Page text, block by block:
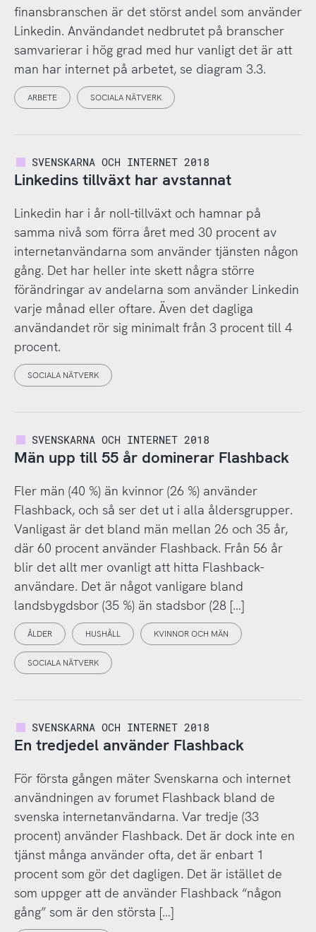
finansbranschen är det störst andel som använder
Linkedin. Användandet nedbrutet på branscher
samvarierar i hög grad med hur vanligt det är att
man har internet på arbetet, se diagram 3.3.
ARBETE SOCIALA NÄTVERK
SVENSKARNA OCH INTERNET 2018
Linkedins tillväxt har avstannat
Linkedin har i år noll-tillväxt och hamnar på
samma nivå som förra året med 30 procent av
internetanvändarna som använder tjänsten någon
gång. Det har heller inte skett några större
förändringar av andelarna som använder Linkedin
varje månad eller oftare. Även det dagliga
användandet rör sig minimalt från 3 procent till 4
procent.
SOCIALA NÄTVERK
SVENSKARNA OCH INTERNET 2018
Män upp till 55 år dominerar Flashback
Fler män (40 %) än kvinnor (26 %) använder
Flashback, och så ser det ut i alla åldersgrupper.
Vanligast är det bland män mellan 26 och 35 år,
där 60 procent använder Flashback. Från 56 år
blir det allt mer ovanligt att hitta Flashback-
användare. Det är något vanligare bland
landsbygdsbor (35 %) än stadsbor (28 […]
ÅLDER HUSHÅLL KVINNOR OCH MÄN
SOCIALA NÄTVERK
SVENSKARNA OCH INTERNET 2018
En tredjedel använder Flashback
För första gången mäter Svenskarna och internet
användningen av forumet Flashback bland de
svenska internetanvändarna. Var tredje (33
procent) använder Flashback. Det är dock inte en
tjänst många använder ofta, det är enbart 1
procent som gör det dagligen. Det är istället de
som uppger att de använder Flashback “någon
gång” som är den största […]